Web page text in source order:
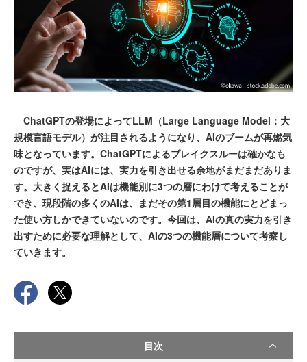
ChatGPTの登場によってLLM（Large Language Model：大
規模言語モデル）が注目されるようになり、AIのブームが再燃気
味となっています。ChatGPTによるブレイクスルーは確かなも
のですが、実はAIには、実力を引き出せる余地がまだまだありま
す。大きく捉えるとAIは機能別に3つの層にわけて考えることが
でき、現段階の多くのAIは、まだその第1層目の機能にとどまっ
た使い方しかできていないのです。今回は、AIの真の実力を引き
出すために必要な理解として、AIの3つの機能層について考察し
ていきます。
目次